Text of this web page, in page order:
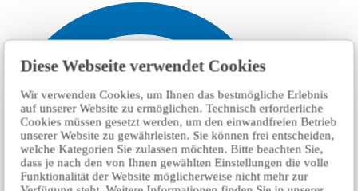
Diese Webseite verwendet Cookies
Wir verwenden Cookies, um Ihnen das bestmögliche Erlebnis
auf unserer Website zu ermöglichen. Technisch erforderliche
Cookies müssen gesetzt werden, um den einwandfreien Betrieb
unserer Website zu gewährleisten. Sie können frei entscheiden,
welche Kategorien Sie zulassen möchten. Bitte beachten Sie,
dass je nach den von Ihnen gewählten Einstellungen die volle
Funktionalität der Website möglicherweise nicht mehr zur